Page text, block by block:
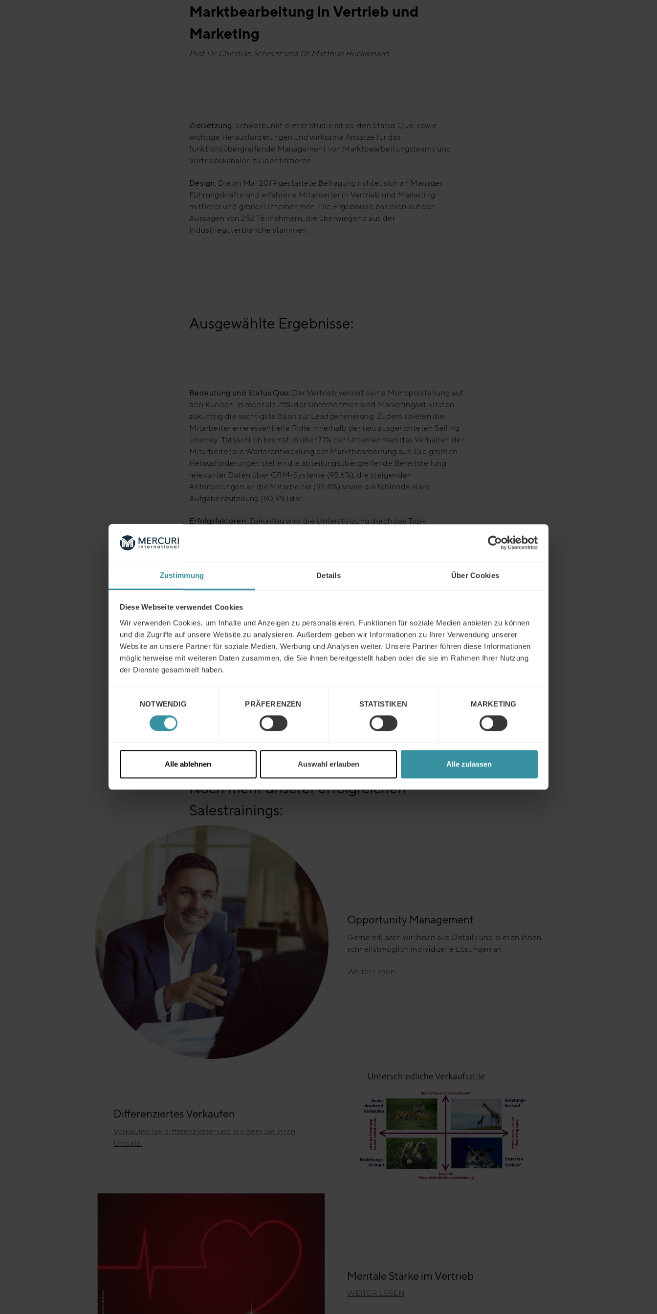
Zustimmung Details Über Cookies
Diese Webseite verwendet Cookies
Wir verwenden Cookies, um Inhalte und Anzeigen zu personalisieren, Funktionen für soziale Medien anbieten zu können
und die Zugriffe auf unsere Website zu analysieren. Außerdem geben wir Informationen zu Ihrer Verwendung unserer
Website an unsere Partner für soziale Medien, Werbung und Analysen weiter. Unsere Partner führen diese Informationen
möglicherweise mit weiteren Daten zusammen, die Sie ihnen bereitgestellt haben oder die sie im Rahmen Ihrer Nutzung
der Dienste gesammelt haben.
NOTWENDIG
PRÄFERENZEN STATISTIKEN MARKETING
Alle ablehnen Auswahl erlauben Alle zulassen
Marktbearbeitung in Vertrieb und
Marketing
Prof. Dr. Christian Schmitz und Dr. Matthias Huckemann
Zielsetzung: Schwerpunkt dieser Studie ist es, den Status Quo, sowie
wichtige Herausforderungen und wirksame Ansätze für das
funktionsübergreifende Management von Marktbearbeitungsteams und
Vertriebskanälen zu identifizieren.
Design: Die im Mai 2019 gestartete Befragung richtet sich an Manager,
Führungskräfte und erfahrene Mitarbeiter in Vertrieb und Marketing
mittlerer und großer Unternehmen. Die Ergebnisse basieren auf den
Aussagen von 252 Teilnehmern, die überwiegend aus der
Industriegüterbranche stammen.
Ausgewählte Ergebnisse:
Bedeutung und Status Quo: Der Vertrieb verliert seine Monopolstellung auf
den Kunden. In mehr als 75% der Unternehmen sind Marketingaktivitäten
zukünftig die wichtigste Basis zur Leadgenerierung. Zudem spielen die
Mitarbeiter eine essentielle Rolle innerhalb der neu ausgerichteten Selling
Journey. Tatsächlich bremst in über 71% der Unternehmen das Verhalten der
Mitarbeiter,die Weiterentwicklung der Marktbearbeitung aus. Die größten
Herausforderungen stellen die abteilungsübergreifende Bereitstellung
relevanter Daten über CRM-Systeme (95,6%), die steigenden
Anforderungen an die Mitarbeiter (92,8%) sowie die fehlende klare
Aufgabenzuteilung (90,9%) dar.
Erfolgsfaktoren: Zukünftig wird die Unterstützung durch das Top-
Die Zusammenfassung der Ergebnisse dieser Studie können Sie sich hier auf
der Seite herunterladen, nachdem Sie sich kurz mit Ihrer E-Mail registriert
haben. Bitte beachten Sie, daß die E-Mail mit dem Download Link manchmal
in Ihrem Junk-Mail Ordner landet.
Noch mehr unserer erfolgreichen
Salestrainings:
Opportunity Management
Gerne erklären wir Ihnen alle Details und bieten Ihnen
schnellstmöglich individuelle Lösungen an.
Weiter Lesen
Differenziertes Verkaufen
Verkaufen Sie differenzierter und steigern Sie Ihren
Umsatz!
Mentale Stärke im Vertrieb
WEITER LESEN